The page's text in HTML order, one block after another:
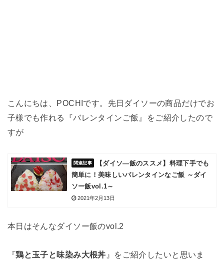
こんにちは、POCHIです。先日ダイソーの商品だけでお
子様でも作れる『バレンタインご飯』をご紹介したので
すが
【ダイソ―飯のススメ】料理下手でも
簡単に！美味しいバレンタインなご飯 ～ダイ
ソー飯vol.1～
2021年2月13日
本日はそんなダイソー飯のvol.2
『鶏と玉子と味染み大根丼 』をご紹介したいと思いま